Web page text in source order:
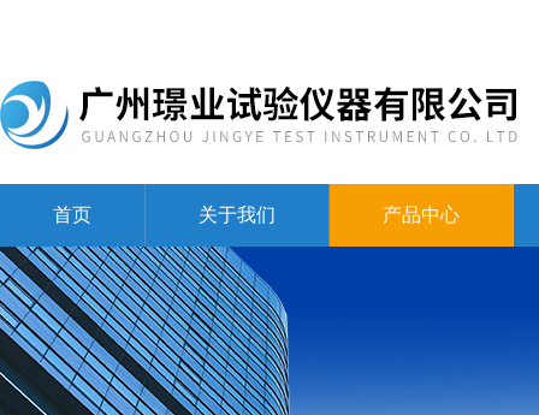
首页 关于我们 产品中心